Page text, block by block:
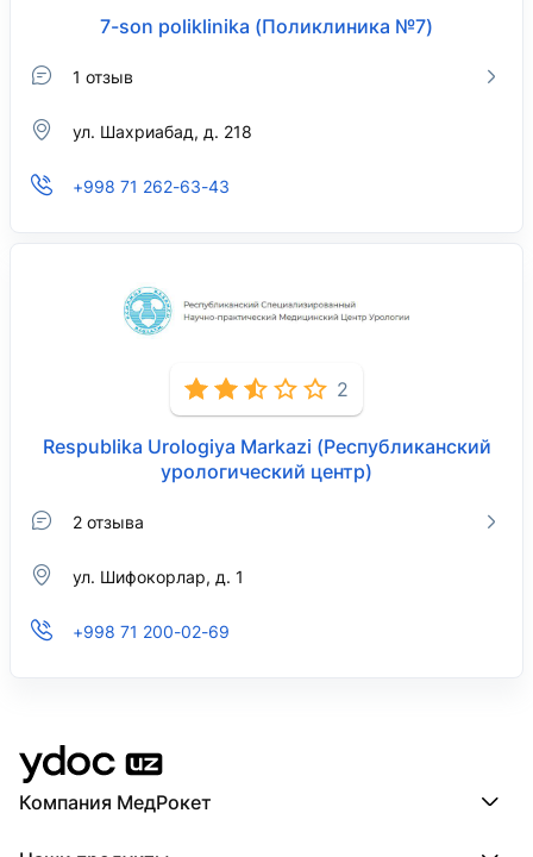
7-son poliklinika (Поликлиника №7)
1 отзыв
ул. Шахриабад, д. 218
+998 71 262-63-43
2
Respublika Urologiya Markazi (Республиканский
урологический центр)
2 отзыва
ул. Шифокорлар, д. 1
+998 71 200-02-69
Компания МедРокет